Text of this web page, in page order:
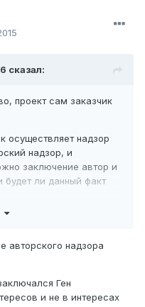
тут по моему только
сказал:
проект сам заказчик
осуществляет надзор
надзор, и
заключение автор и
будет ли данный факт
заказывался
авторского надзора
Ген
и не в интересах